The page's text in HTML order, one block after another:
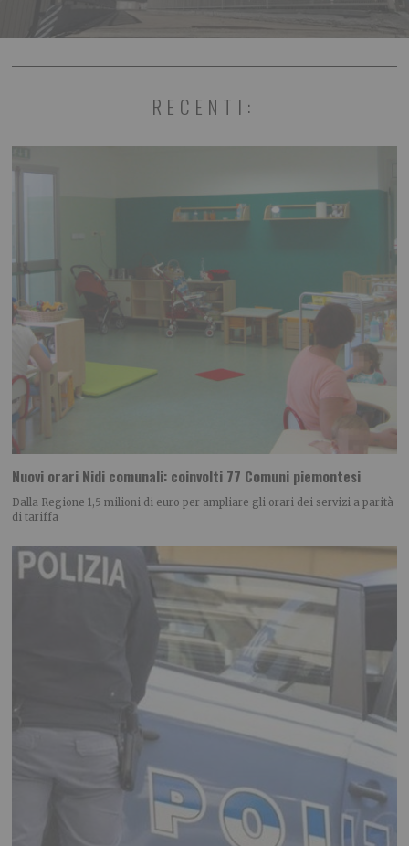
RECENTI:
Nuovi orari Nidi comunali: coinvolti 77 Comuni piemontesi
Dalla Regione 1,5 milioni di euro per ampliare gli orari dei servizi a parità
di tariffa